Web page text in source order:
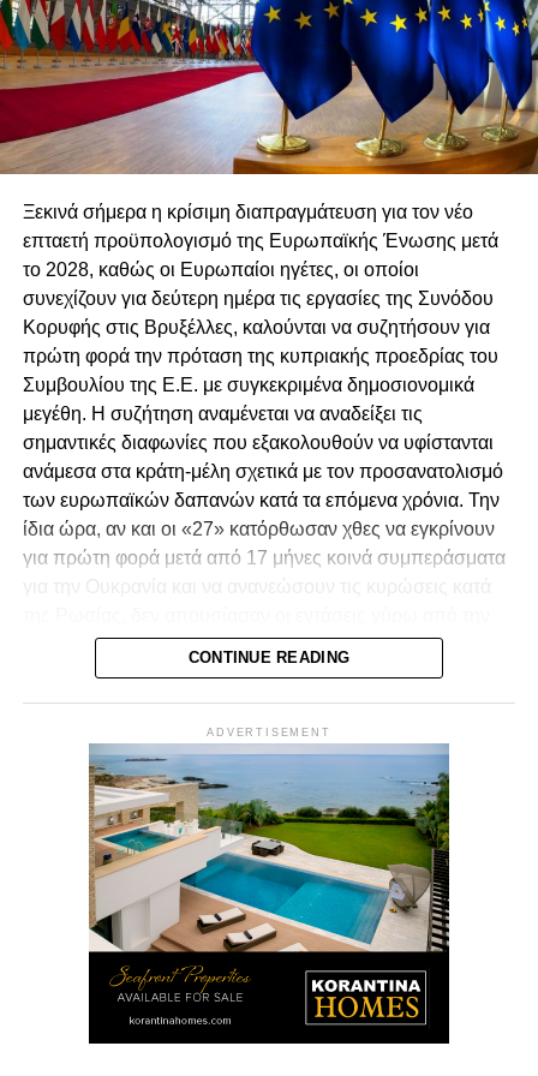
κράτος δικαίου και η νομιμότητα.
Γι’ αυτό απευθύνουμε ανοικτό κάλεσμα στην κοινωνία με
Άμεση παραίτηση του Γ. Σαββίδη και του Σ.
Αγγελίδη από τις θέσεις του Γενικού Εισαγγελέα
και Βοηθού Γενικού Εισαγγελέα.
Ανεξάρτητη διερεύνηση για τα αδικήματα που
καταγράφονται στο Πόρισμα.
Προσαγωγή των υπόπτων στη Δικαιοσύνη,
λογοδοσία και τιμωρία των ενόχων.
Αναστήλωση των θεσμών και του κράτους
δικαίου στην χώρα μας.
Ξεκινά σήμερα η κρίσιμη διαπραγμάτευση για τον νέο
επταετή προϋπολογισμό της Ευρωπαϊκής Ένωσης μετά
το 2028, καθώς οι Ευρωπαίοι ηγέτες, οι οποίοι
συνεχίζουν για δεύτερη ημέρα τις εργασίες της Συνόδου
Κορυφής στις Βρυξέλλες, καλούνται να συζητήσουν για
πρώτη φορά την πρόταση της κυπριακής προεδρίας του
Συμβουλίου της Ε.Ε. με συγκεκριμένα δημοσιονομικά
μεγέθη. Η συζήτηση αναμένεται να αναδείξει τις
σημαντικές διαφωνίες που εξακολουθούν να υφίστανται
ανάμεσα στα κράτη-μέλη σχετικά με τον προσανατολισμό
των ευρωπαϊκών δαπανών κατά τα επόμενα χρόνια. Την
ίδια ώρα, αν και οι «27» κατόρθωσαν χθες να εγκρίνουν
για πρώτη φορά μετά από 17 μήνες κοινά συμπεράσματα
πρωτοβουλία του προέδρου του Ευρωπαϊκού
Συμβουλίου, Αντόνιο Κόστα, να διερευνήσει δίαυλο
επικοινωνίας με τη Μόσχα.
Στο ζήτημα του προϋπολογισμού, η Ευρωπαϊκή Ένωση
εμφανίζεται ουσιαστικά διχασμένη σε δύο βασικές ομάδες
κρατών. Από τη μία βρίσκονται οι χώρες της βόρειας και
δυτικής Ευρώπης, με πρωταγωνιστές τη Γερμανία, την
Ολλανδία, τη Σουηδία και την Αυστρία, οι οποίες
τάσσονται υπέρ ενός πιο συγκρατημένου
προϋπολογισμού και της μεταφοράς πόρων προς νέες
στρατηγικές προτεραιότητες, όπως η άμυνα, η
ανταγωνιστικότητα, η καινοτομία, η ενεργειακή ασφάλεια
και η ενίσχυση της ευρωπαϊκής βιομηχανίας. Οι
συγκεκριμένες χώρες εκτιμούν ότι οι γεωπολιτικές
CONTINUE READING
ADVERTISEMENT